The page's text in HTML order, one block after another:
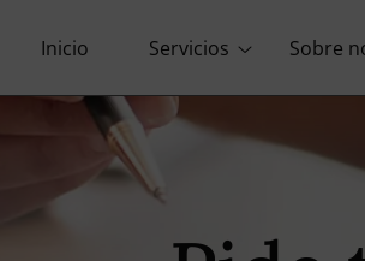
Inicio Servicios Sobre